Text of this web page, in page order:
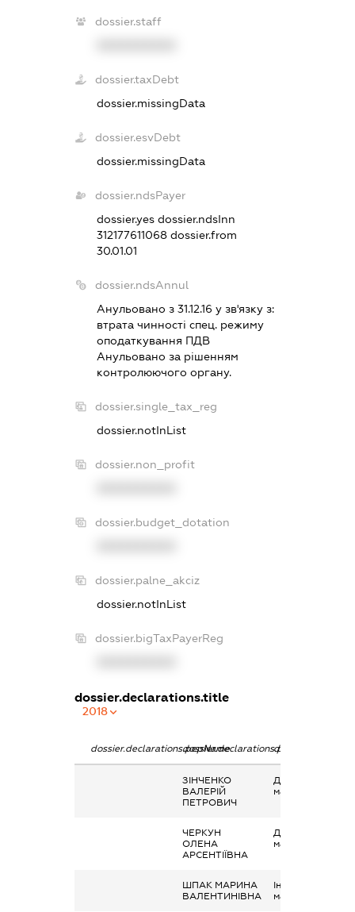
dossier.staff
dossier.taxDebt
dossier.missingData
dossier.esvDebt
dossier.missingData
dossier.ndsPayer
dossier.yesdossier.ndsInn
312177611068dossier.from
30.01.01
dossier.ndsAnnul
Анульовано з 31.12.16 у зв'язку з:
втрата чинностi спец. режиму
оподаткування ПДВ
Анульовано за рiшенням
контролюючого органу.
dossier.single_tax_reg
dossier.notInList
dossier.non_profit
dossier.budget_dotation
dossier.palne_akciz
dossier.notInList
dossier.bigTaxPayerReg
dossier.declarations.title
2018
dossier.declarations.pepNamedossier.declarations.personName
ЗІНЧЕНКО
ВАЛЕРІЙ
ПЕТРОВИЧ
Дохід від
майна в оренду
ЧЕРКУН
ОЛЕНА
АРСЕНТІЇВНА
Дохід від
майна в оренду
ШПАК МАРИНА
ВАЛЕНТИНІВНА
Інше, Надання
майна в лізи